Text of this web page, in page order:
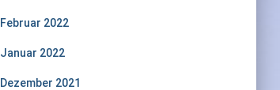
Februar 2022
Januar 2022
Dezember 2021